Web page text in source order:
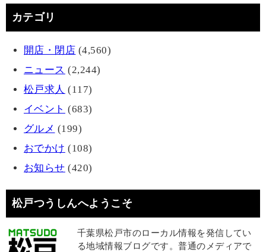
カテゴリ
開店・閉店 (4,560)
ニュース (2,244)
松戸求人 (117)
イベント (683)
グルメ (199)
おでかけ (108)
お知らせ (420)
松戸つうしんへようこそ
千葉県松戸市のローカル情報を発信してい
る地域情報ブログです。普通のメディアで